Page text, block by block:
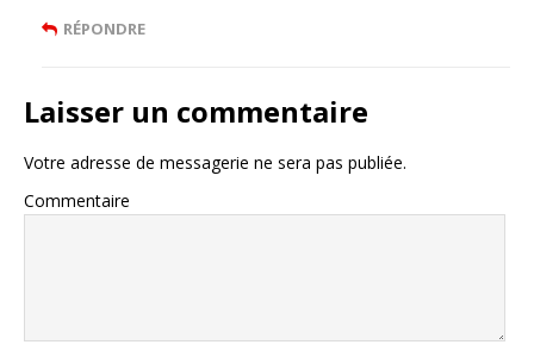
RÉPONDRE
Laisser un commentaire
Votre adresse de messagerie ne sera pas publiée.
Commentaire